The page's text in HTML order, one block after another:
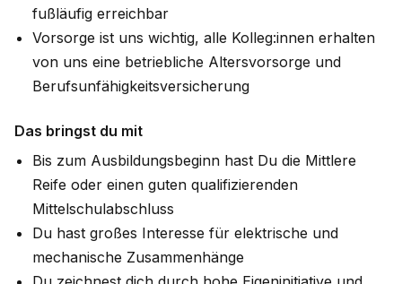
fußläufig erreichbar
Vorsorge ist uns wichtig, alle Kolleg:innen erhalten
von uns eine betriebliche Altersvorsorge und
Berufsunfähigkeitsversicherung
Das bringst du mit
Bis zum Ausbildungsbeginn hast Du die Mittlere
Reife oder einen guten qualifizierenden
Mittelschulabschluss
Du hast großes Interesse für elektrische und
mechanische Zusammenhänge